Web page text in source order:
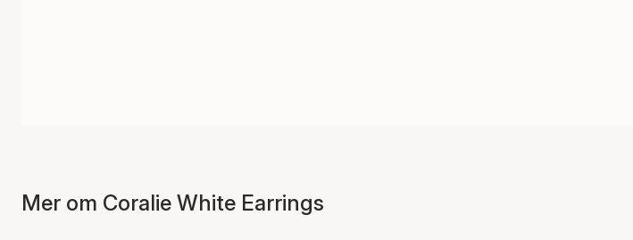
Mer om Coralie White Earrings